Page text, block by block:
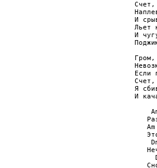
И
Льет
И
Если
Я
И
Am